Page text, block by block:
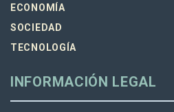
ECONOMÍA
SOCIEDAD
TECNOLOGÍA
INFORMACIÓN LEGAL